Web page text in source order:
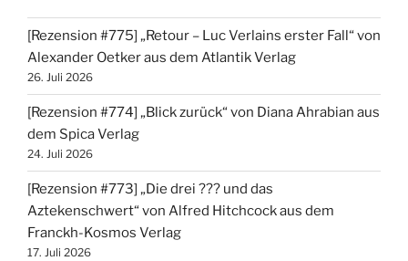
[Rezension #775] „Retour – Luc Verlains erster Fall“ von
Alexander Oetker aus dem Atlantik Verlag
26. Juli 2026
[Rezension #774] „Blick zurück“ von Diana Ahrabian aus
dem Spica Verlag
24. Juli 2026
[Rezension #773] „Die drei ??? und das
Aztekenschwert“ von Alfred Hitchcock aus dem
Franckh-Kosmos Verlag
17. Juli 2026